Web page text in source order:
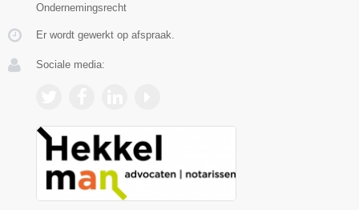
Ondernemingsrecht
Er wordt gewerkt op afspraak.
Sociale media: